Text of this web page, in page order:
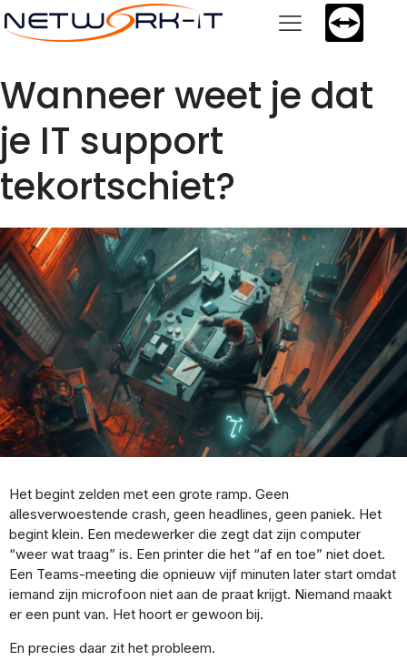
Wanneer weet je dat
je IT support
tekortschiet?
Het begint zelden met een grote ramp. Geen
allesverwoestende crash, geen headlines, geen paniek. Het
begint klein. Een medewerker die zegt dat zijn computer
“weer wat traag” is. Een printer die het “af en toe” niet doet.
Een Teams-meeting die opnieuw vijf minuten later start omdat
iemand zijn microfoon niet aan de praat krijgt. Niemand maakt
er een punt van. Het hoort er gewoon bij.
En precies daar zit het probleem.